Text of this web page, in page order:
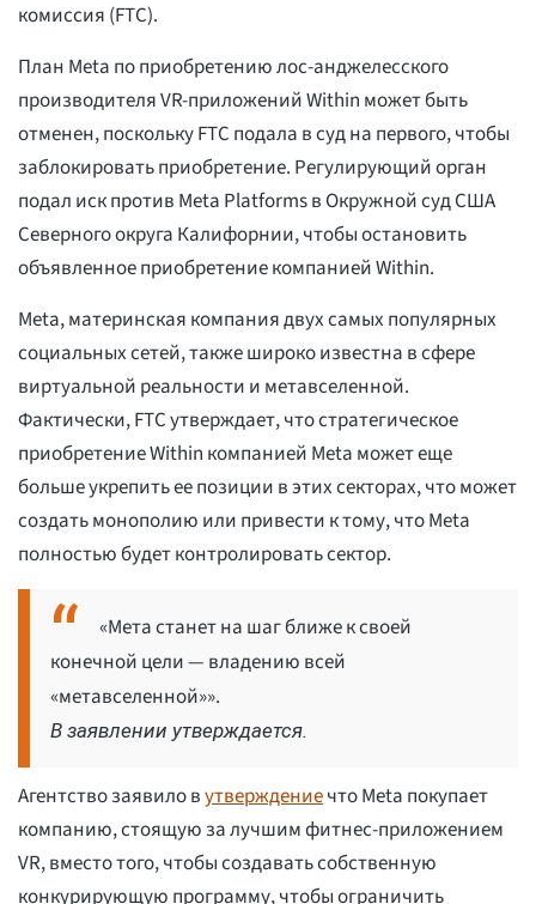
комиссия (FTC).
План Meta по приобретению лос-анджелесского
производителя VR-приложений Within может быть
отменен, поскольку FTC подала в суд на первого, чтобы
заблокировать приобретение. Регулирующий орган
подал иск против Meta Platforms в Окружной суд США
Северного округа Калифорнии, чтобы остановить
объявленное приобретение компанией Within.
Meta, материнская компания двух самых популярных
социальных сетей, также широко известна в сфере
виртуальной реальности и метавселенной.
Фактически, FTC утверждает, что стратегическое
приобретение Within компанией Meta может еще
больше укрепить ее позиции в этих секторах, что может
создать монополию или привести к тому, что Meta
полностью будет контролировать сектор.
«Мета станет на шаг ближе к своей
конечной цели — владению всей
«метавселенной»».
В заявлении утверждается.
Агентство заявило вутверждениечто Meta покупает
компанию, стоящую за лучшим фитнес-приложением
VR, вместо того, чтобы создавать собственную
конкурирующую программу, чтобы ограничить